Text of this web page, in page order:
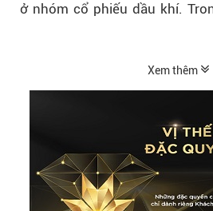
ở nhóm cổ phiếu dầu khí.
Xem thêm